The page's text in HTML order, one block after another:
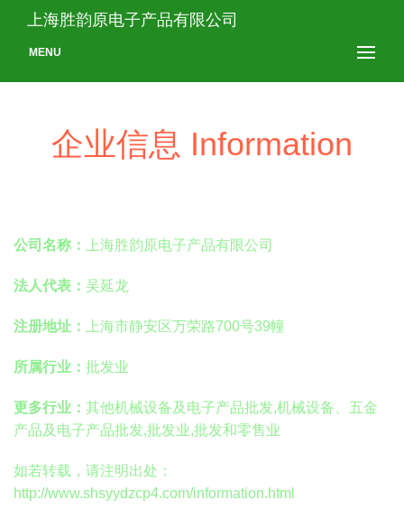
上海胜韵原电子产品有限公司
MENU
企业信息 Information
公司名称： 上海胜韵原电子产品有限公司
法人代表： 吴延龙
注册地址： 上海市静安区万荣路700号39幢
所属行业： 批发业
更多行业： 其他机械设备及电子产品批发,机械设备、五金
产品及电子产品批发,批发业,批发和零售业
如若转载，请注明出处：
http://www.shsyydzcp4.com/information.html